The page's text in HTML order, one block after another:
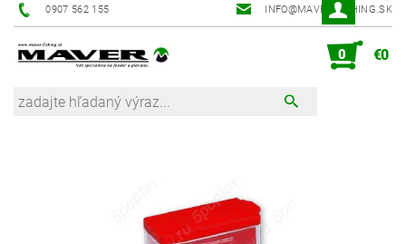
0907 562 155 INFO@MAVER-FISHING.SK
0 €0